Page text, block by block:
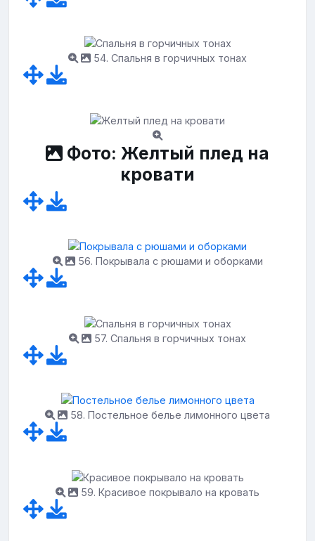
54. Спальня в горчичных тонах
Фото: Желтый плед на
кровати
56. Покрывала с рюшами и оборками
57. Спальня в горчичных тонах
58. Постельное белье лимонного цвета
59. Красивое покрывало на кровать